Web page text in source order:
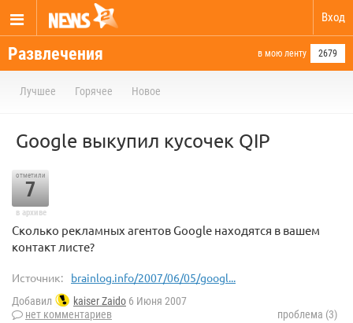
Вход
Развлечения в мою ленту 2679
Лучшее Горячее Новое
Google выкупил кусочек QIP
отметили
7
в архиве
Сколько рекламных агентов Google находятся в вашем
контакт листе?
Источник: brainlog.info/2007/06/05/googl...
Добавил kaiser Zaido 6 Июня 2007
нет комментариев
проблема (3)